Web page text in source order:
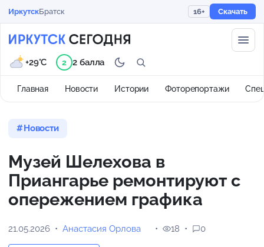
ИркутскБратск 16+ Скачать
Главная Новости Истории Фоторепортажи
+29°C 2 2 балла
Новости
Музей Шелехова в
Приангарье ремонтируют с
опережением графика
21.05.2026 Анастасия Орлова 18 0